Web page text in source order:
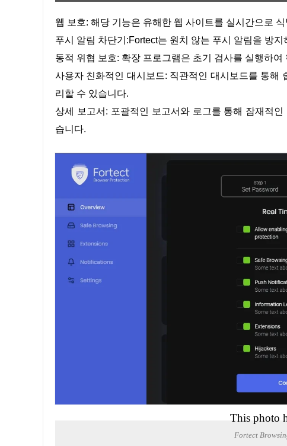
웹 보호: 해당 기능은 유해한 웹 사이트를 실시간으로
푸시 알림 차단기:Fortect는 원치 않는 푸시 알림을 방
동적 위협 보호: 확장 프로그램은 초기 검사를 실행하
사용자 친화적인 대시보드: 직관적인 대시보드를 통해
리할 수 있습니다.
상세 보고서: 포괄적인 보고서와 로그를 통해 잠재적
습니다.
This photo
Fortect